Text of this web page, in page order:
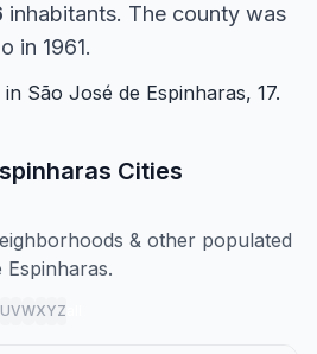
inhabitants. The county was
in 1961.
São José de Espinharas, 17.
Cities
& other populated
UVWXYZ